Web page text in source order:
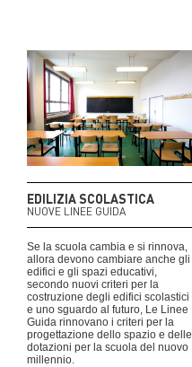
EDILIZIA SCOLASTICA
NUOVE LINEE GUIDA
Se la scuola cambia e si rinnova,
allora devono cambiare anche gli
edifici e gli spazi educativi,
secondo nuovi criteri per la
costruzione degli edifici scolastici
e uno sguardo al futuro, Le Linee
Guida rinnovano i criteri per la
progettazione dello spazio e delle
dotazioni per la scuola del nuovo
millennio.